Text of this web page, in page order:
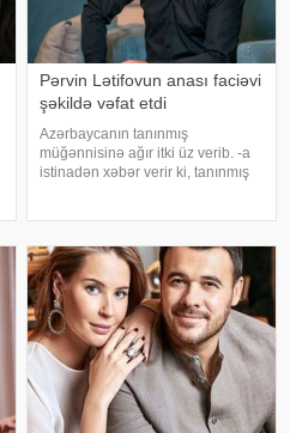
Pərvin Lətifovun anası faciəvi
şəkildə vəfat etdi
Azərbaycanın tanınmış
müğənnisinə ağır itki üz verib. -a
istinadən xəbər verir ki, tanınmış
məxsus bağ sahəsində çalışarkən
əlinə bata